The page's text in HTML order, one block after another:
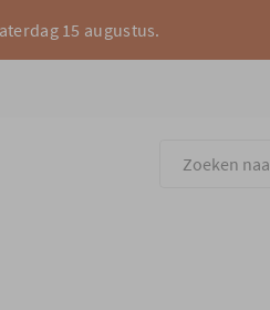
15 augustus.